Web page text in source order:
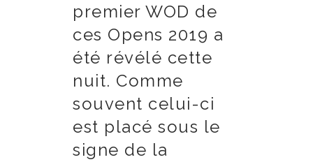
premier WOD de
ces Opens 2019 a
été révélé cette
nuit. Comme
souvent celui-ci
est placé sous le
signe de la